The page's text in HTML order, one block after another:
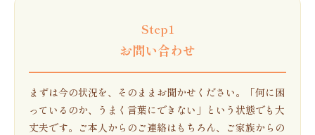
Step1
お問い合わせ
まずは今の状況を、そのままお聞かせください。「何に困
っているのか、うまく言葉にできない」という状態でも大
丈夫です。ご本人からのご連絡はもちろん、ご家族からの